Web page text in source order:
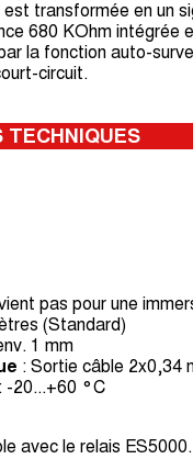
transformée en un
680 KOhm intégrée
la fonction auto-
circuit.
TECHNIQUES
pas pour une
(Standard)
1 mm
: Sortie câble 2x0,34
: -20...+60 °C
avec le relais ES5000.